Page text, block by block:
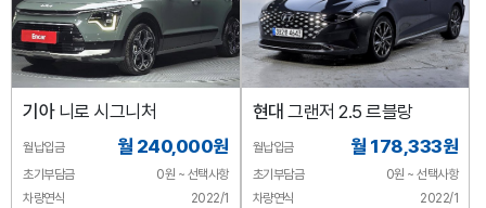
기아니로 시그니처
월납입금 월 240,000원
초기부담금
0원 ~ 선택사항
차량연식
2022/1
현대 그랜저 2.5 르블랑
월납입금 월 178,333원
초기부담금
0원 ~ 선택사항
차량연식
2022/1